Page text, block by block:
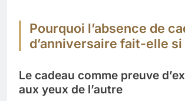
Pourquoi l’absence de
d’anniversaire fait-elle si
Le cadeau comme preuve
aux yeux de l’autre